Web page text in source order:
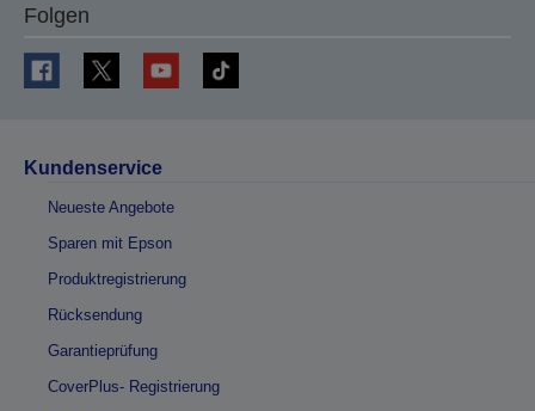
Folgen
Kundenservice
Neueste Angebote
Sparen mit Epson
Produktregistrierung
Rücksendung
Garantieprüfung
CoverPlus- Registrierung